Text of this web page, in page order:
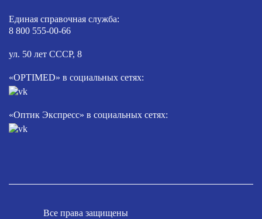
Единая справочная служба:
8 800 555-00-66
ул. 50 лет СССР, 8
«OPTIMED» в социальных сетях:
«Оптик Экспресс» в социальных сетях:
Все права защищены